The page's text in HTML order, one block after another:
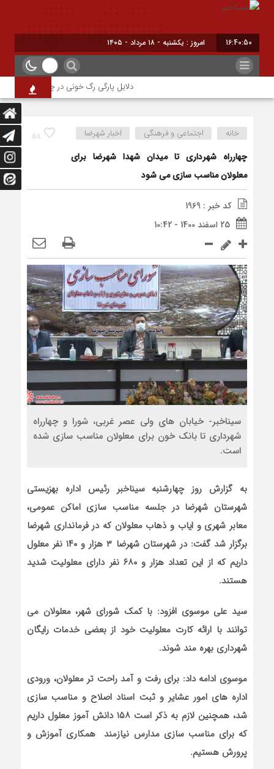
16:40:50 امروز : یکشنبه - ۱۸ مرداد - ۱۴۰۵
دلایل پارگی رگ خونی در چشم/ چه موقع
58 خانه اجتماعی و فرهنگی اخبار شهرضا
چهارراه شهرداری تا میدان شهدا شهرضا برای
معلولان مناسب سازی می شود
کد خبر : 1969
25 اسفند 1400 - 10:42
سیناخبر- خیابان های ولی عصر غربی، شورا و چهارراه
شهرداری تا بانک خون برای معلولان مناسب سازی شده
است.
به گزارش روز چهارشنبه سیناخبر رئیس اداره بهزیستی
شهرستان شهرضا در جلسه مناسب سازی اماکن عمومی،
معابر شهری و ایاب و ذهاب معلولان که در فرمانداری شهرضا
برگزار شد گفت: در شهرستان شهرضا ۳ هزار و ۱۴۰ نفر معلول
داریم که از این تعداد هزار و ۶۸۰ نفر دارای معلولیت شدید
هستند.
سید علی موسوی افزود: با کمک شورای شهر، معلولان می
توانند با ارائه کارت معلولیت خود از بعضی خدمات رایگان
شهرداری بهره مند شوند.
موسوی ادامه داد: برای رفت و آمد راحت تر معلولان، ورودی
اداره های امور عشایر و ثبت اسناد اصلاح و مناسب سازی
شد، همچنین لازم به ذکر است ۱۵۸ دانش آموز معلول داریم
که برای مناسب سازی مدارس نیازمند همکاری آموزش و
پرورش هستیم.